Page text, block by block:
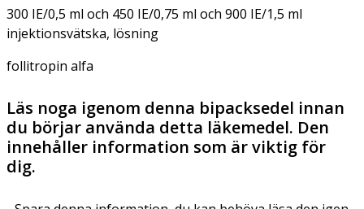
300 IE/0,5 ml och 450 IE/0,75 ml och 900 IE/1,5 ml
injektionsvätska, lösning
follitropin alfa
Läs noga igenom denna bipacksedel innan
du börjar använda detta läkemedel. Den
innehåller information som är viktig för
dig.